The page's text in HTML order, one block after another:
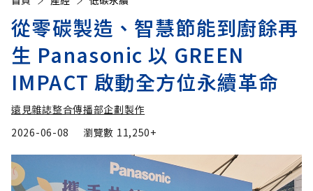
同行
從零碳製造、智慧節能到廚餘再
生 Panasonic 以 GREEN
IMPACT 啟動全方位永續革命
遠見雜誌整合傳播部企劃製作
2026-06-08
瀏覽數 11,250+